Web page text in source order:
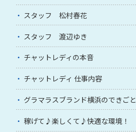
スタッフ 松村春花
スタッフ 渡辺ゆき
チャットレディの本音
チャットレディ 仕事内容
グラマラスブランド横浜のできごと
稼げて♪楽しくて♪快適な環境！